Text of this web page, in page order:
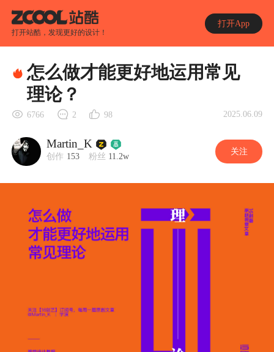
打开站酷，发现更好的设计！
打开App
怎么做才能更好地运用常见
理论？
6766 2 98 2025.06.09
Martin_K
创作 153 粉丝 11.2w 关注